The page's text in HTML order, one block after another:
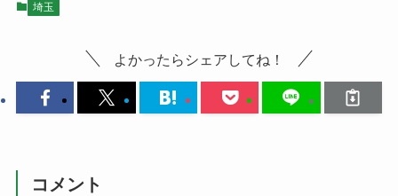
埼玉
よかったらシェアしてね！
コメント